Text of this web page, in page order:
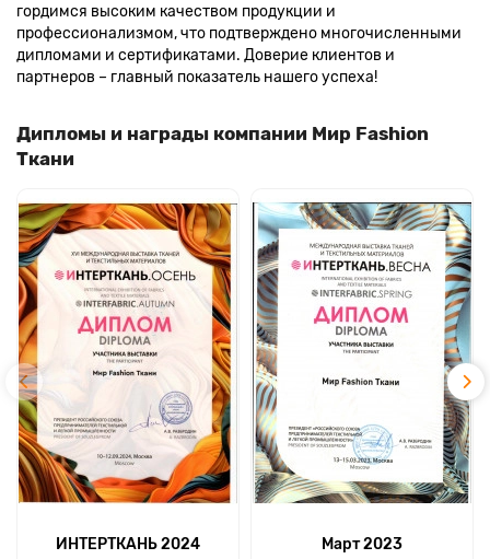
гордимся высоким качеством продукции и
профессионализмом, что подтверждено многочисленными
дипломами и сертификатами. Доверие клиентов и
партнеров – главный показатель нашего успеха!
Дипломы и награды компании Мир Fashion
Ткани
ИНТЕРТКАНЬ 2024 Март 2023